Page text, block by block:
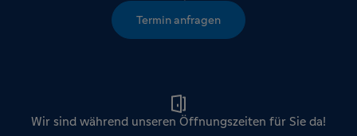
Termin anfragen
Wir sind während unseren Öffnungszeiten für Sie da!